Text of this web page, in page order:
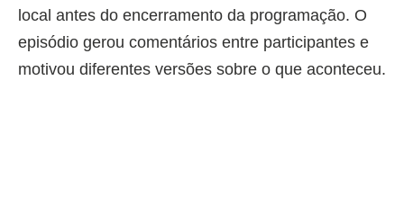
local antes do encerramento da programação. O
episódio gerou comentários entre participantes e
motivou diferentes versões sobre o que aconteceu.